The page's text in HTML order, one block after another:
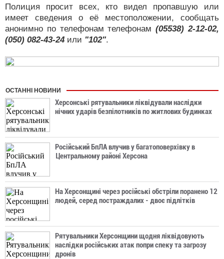
Полиция просит всех, кто видел пропавшую или
имеет сведения о её местоположении, сообщать
анонимно по телефонам телефонам (05538) 2-12-02,
(050) 082-43-24 или "102".
ОСТАННІ НОВИНИ
Херсонські рятувальники ліквідували наслідки
нічних ударів безпілотників по житлових будинках
Російський БпЛА влучив у багатоповерхівку в
Центральному районі Херсона
На Херсонщині через російські обстріли поранено 12
людей, серед постраждалих - двоє підлітків
Рятувальники Херсонщини щодня ліквідовують
наслідки російських атак попри спеку та загрозу
дронів